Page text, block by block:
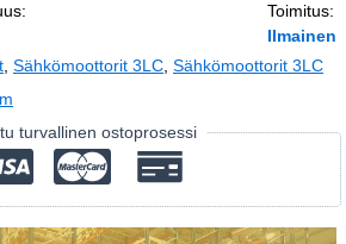
Toimitus:
Ilmainen
Sähkömoottorit 3LC Sähkömoottorit 3LC
turvallinen ostoprosessi